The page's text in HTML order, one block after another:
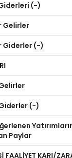
(-)
Gelirler
Giderler (-)
(-)
Paylar
FAALİYET KARI/